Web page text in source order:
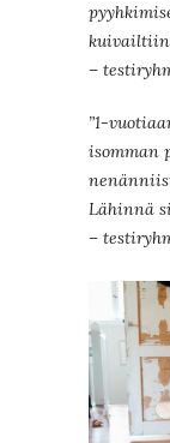
kuivailtiin
–
”1-
isomman
Lähinnä
–